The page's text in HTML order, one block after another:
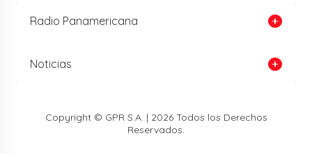
Radio Panamericana
Noticias
Copyright © GPR S.A. | 2026 Todos los Derechos
Reservados.